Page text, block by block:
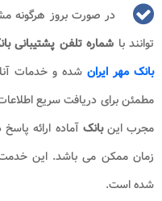
در صورت بروز هرگونه
توانند با شماره تلفن پشتیبانی
بانک مهر ایران شده و خدمات
مطمئن برای دریافت سریع
مجرب اینبانک آماده ارائه
زمان ممکن می باشد. این
شده است.